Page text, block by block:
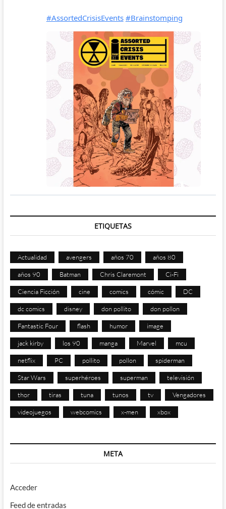
ETIQUETAS
Actualidad avengers años 70 años 80
años 90 Batman Chris Claremont Ci-Fi
Ciencia Ficción cine comics cómic DC
dc comics disney don pollito don pollon
Fantastic Four flash humor image
jack kirby los 90 manga Marvel mcu
netflix PC pollito pollon spiderman
Star Wars superhéroes superman televisión
thor tiras tuna tunos tv Vengadores
videojuegos webcomics x-men xbox
META
Acceder
Feed de entradas